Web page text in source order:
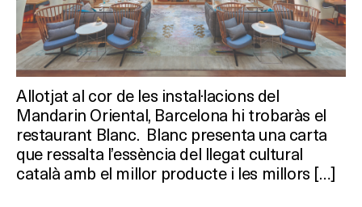
Allotjat al cor de les instal·lacions del
Mandarin Oriental, Barcelona hi trobaràs el
restaurant Blanc. Blanc presenta una carta
que ressalta l’essència del llegat cultural
català amb el millor producte i les millors […]